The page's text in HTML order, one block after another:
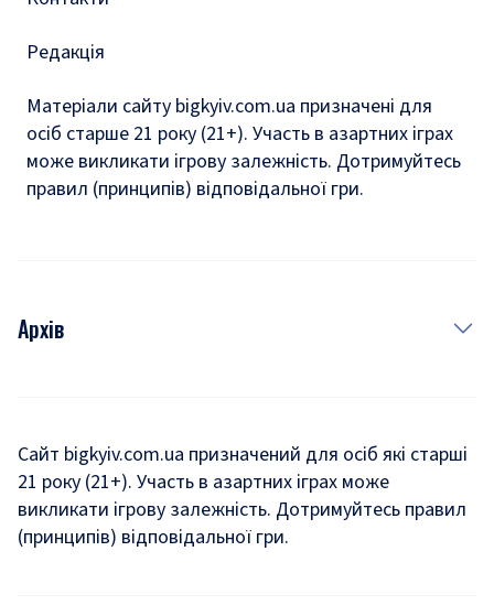
Редакція
Матеріали сайту bigkyiv.com.ua призначені для
осіб старше 21 року (21+). Участь в азартних іграх
може викликати ігрову залежність. Дотримуйтесь
правил (принципів) відповідальної гри.
Архів
Комуналка
Хроніки війни
Сайт bigkyiv.com.ua призначений для осіб які старші
21 року (21+). Участь в азартних іграх може
викликати ігрову залежність. Дотримуйтесь правил
(принципів) відповідальної гри.